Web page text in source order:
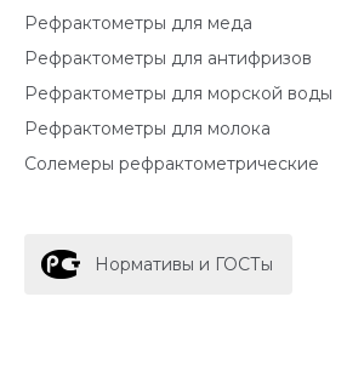
Рефрактометры для меда
Рефрактометры для антифризов
Рефрактометры для морской воды
Рефрактометры для молока
Солемеры рефрактометрические
Нормативы и ГОСТы